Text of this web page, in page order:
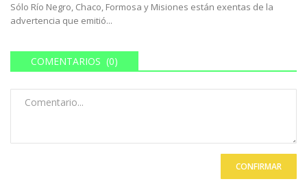
Sólo Río Negro, Chaco, Formosa y Misiones están exentas de la
advertencia que emitió...
COMENTARIOS (0)
CONFIRMAR